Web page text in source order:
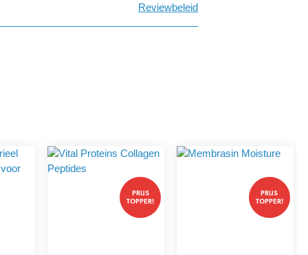
Reviewbeleid
PRIJS
TOPPER!
PRIJS
TOPPER!